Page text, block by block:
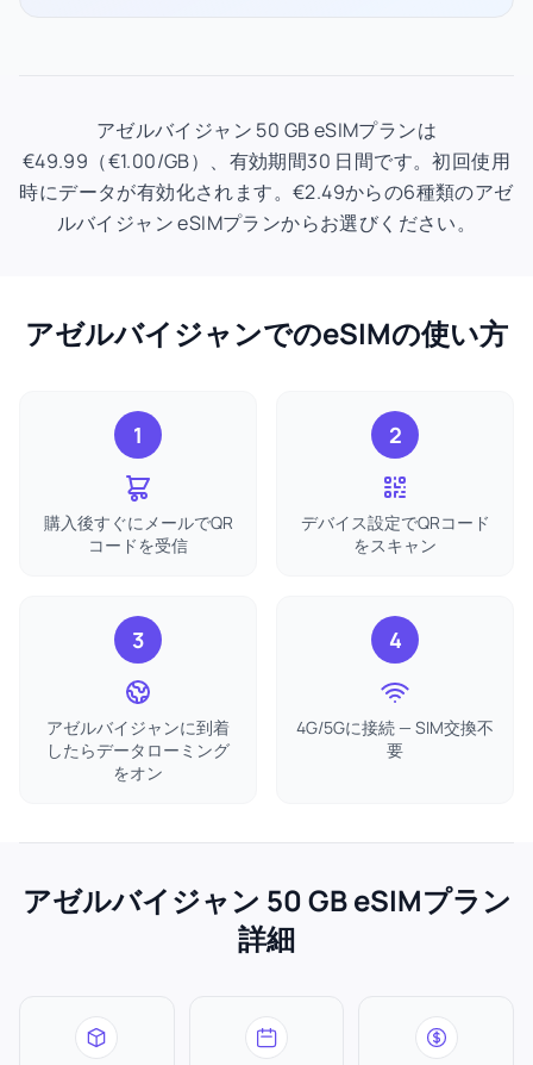
アゼルバイジャン 50 GB eSIMプランは
€49.99（€1.00/GB）、有効期間30 日間です。初回使用
時にデータが有効化されます。€2.49からの6種類のアゼ
ルバイジャン eSIMプランからお選びください。
アゼルバイジャンでのeSIMの使い方
1
購入後すぐにメールでQR
コードを受信
2
デバイス設定でQRコード
をスキャン
3
アゼルバイジャンに到着
したらデータローミング
をオン
4
4G/5Gに接続 — SIM交換不
要
アゼルバイジャン 50 GB eSIMプラン
詳細